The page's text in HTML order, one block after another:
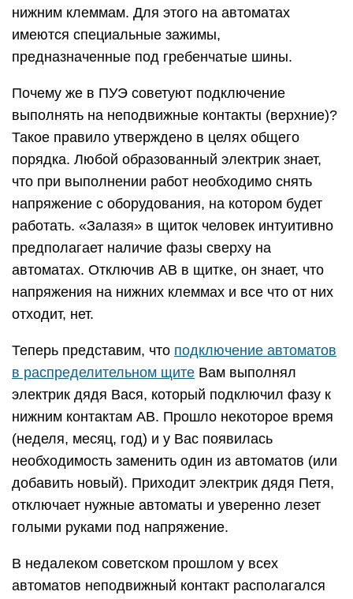
нижним клеммам. Для этого на автоматах
имеются специальные зажимы,
предназначенные под гребенчатые шины.
Почему же в ПУЭ советуют подключение
выполнять на неподвижные контакты (верхние)?
Такое правило утверждено в целях общего
порядка. Любой образованный электрик знает,
что при выполнении работ необходимо снять
напряжение с оборудования, на котором будет
работать. «Залазя» в щиток человек интуитивно
предполагает наличие фазы сверху на
автоматах. Отключив АВ в щитке, он знает, что
напряжения на нижних клеммах и все что от них
отходит, нет.
Теперь представим, что подключение автоматов
в распределительном щите Вам выполнял
электрик дядя Вася, который подключил фазу к
нижним контактам АВ. Прошло некоторое время
(неделя, месяц, год) и у Вас появилась
необходимость заменить один из автоматов (или
добавить новый). Приходит электрик дядя Петя,
отключает нужные автоматы и уверенно лезет
голыми руками под напряжение.
В недалеком советском прошлом у всех
автоматов неподвижный контакт располагался